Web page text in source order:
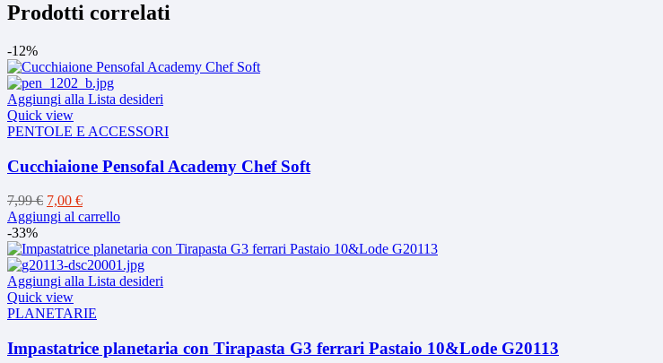
Prodotti correlati
-12%
Aggiungi alla Lista desideri
Quick view
PENTOLE E ACCESSORI
Cucchiaione Pensofal Academy Chef Soft
7,99€ Il
prezzo
era:
7,99 €.
7,00 €Il
prezzo
è:
7,00 €.
Aggiungi al carrello
-33%
Aggiungi alla Lista desideri
Quick view
PLANETARIE
Impastatrice planetaria con Tirapasta G3 ferrari Pastaio 10&Lode G20113